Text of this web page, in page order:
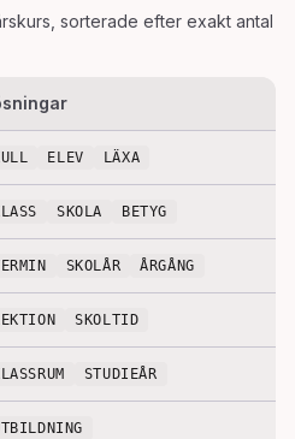
, sorterade efter exakt antal
ELEV LÄXA
SKOLA BETYG
SKOLÅR ÅRGÅNG
SKOLTID
STUDIEÅR